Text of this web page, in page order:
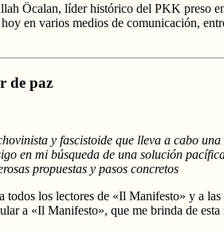
Öcalan, líder histórico del PKK preso
en varios medios de comunicación,
de paz
y fascistoide que lleva a cabo
en mi búsqueda de una solución
propuestas y pasos concretos
todos los lectores de «Il Manifesto» y a
a «Il Manifesto», que me brinda de